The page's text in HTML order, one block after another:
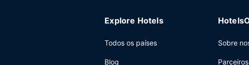
Explore Hotels
Todos os países
Blog
Sobre
Parceiros